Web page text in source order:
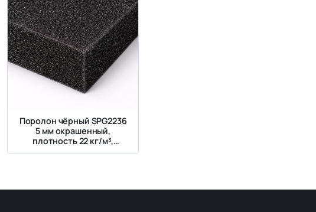
Поролон чёрный SPG2236
5 мм окрашенный,
плотность 22 кг/м³,
жесткость 3.6 кПа